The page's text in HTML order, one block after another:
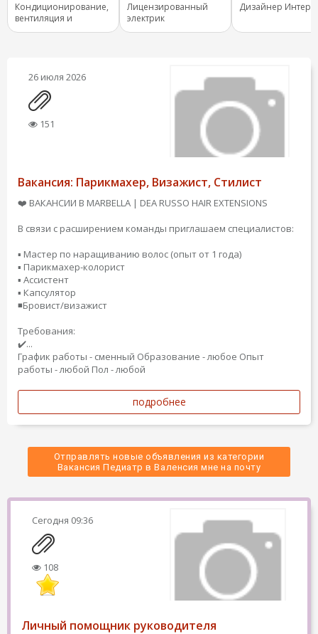
Кондиционирование,
вентиляция и
отопление.
Лицензированный
электрик
Дизайнер
26 июля 2026
151
Вакансия: Парикмахер, Визажист, Стилист
❤️ ВАКАНСИИ В MARBELLA | DEA RUSSO HAIR EXTENSIONS
В связи с расширением команды приглашаем специалистов:
▪️ Мастер по наращиванию волос (опыт от 1 года)
▪️ Парикмахер-колорист
▪️ Ассистент
▪️ Капсулятор
◾️Бровист/визажист
Требования:
✔️...
График работы - сменный Образование - любое Опыт
работы - любой Пол - любой
подробнее
Отправлять новые объявления из категории
Вакансия Педиатр в Валенсия мне на почту
Сегодня 09:36
108
Личный помощник руководителя